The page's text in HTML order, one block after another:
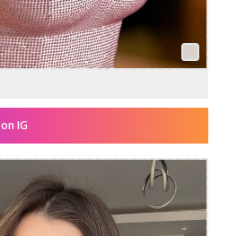
on IG